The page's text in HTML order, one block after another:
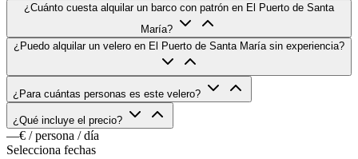
¿Cuánto cuesta alquilar un barco con patrón en El Puerto de Santa
María?
¿Puedo alquilar un velero en El Puerto de Santa María sin experiencia?
¿Para cuántas personas es este velero?
¿Qué incluye el precio?
—€ / persona / día
Selecciona fechas